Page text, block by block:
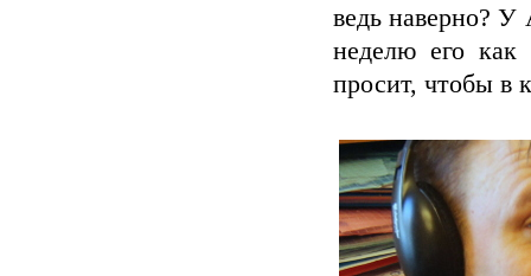
ведь наверно?
неделю его
просит, чтобы в